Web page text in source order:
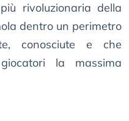
rivoluzionaria della
dentro un perimetro
conosciute e che
la massima